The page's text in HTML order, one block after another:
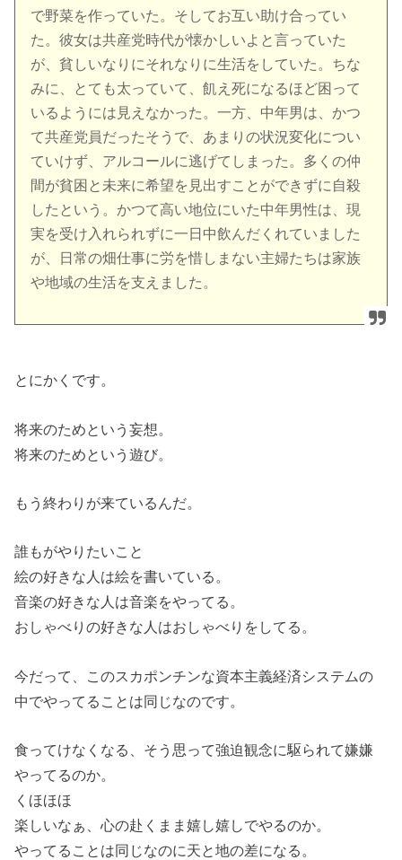
で野菜を作っていた。そしてお互い助け合ってい
た。彼女は共産党時代が懐かしいよと言っていた
が、貧しいなりにそれなりに生活をしていた。ちな
みに、とても太っていて、飢え死になるほど困って
いるようには見えなかった。一方、中年男は、かつ
て共産党員だったそうで、あまりの状況変化につい
ていけず、アルコールに逃げてしまった。多くの仲
間が貧困と未来に希望を見出すことができずに自殺
したという。かつて高い地位にいた中年男性は、現
実を受け入れられずに一日中飲んだくれていました
が、日常の畑仕事に労を惜しまない主婦たちは家族
や地域の生活を支えました。
とにかくです。
将来のためという妄想。
将来のためという遊び。
もう終わりが来ているんだ。
誰もがやりたいこと
絵の好きな人は絵を書いている。
音楽の好きな人は音楽をやってる。
おしゃべりの好きな人はおしゃべりをしてる。
今だって、このスカポンチンな資本主義経済システムの
中でやってることは同じなのです。
食ってけなくなる、そう思って強迫観念に駆られて嫌嫌
やってるのか。
くほほほ
楽しいなぁ、心の赴くまま嬉し嬉しでやるのか。
やってることは同じなのに天と地の差になる。